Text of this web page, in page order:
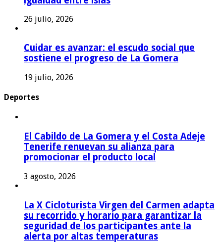
26 julio, 2026
Cuidar es avanzar: el escudo social que
sostiene el progreso de La Gomera
19 julio, 2026
Deportes
El Cabildo de La Gomera y el Costa Adeje
Tenerife renuevan su alianza para
promocionar el producto local
3 agosto, 2026
La X Cicloturista Virgen del Carmen adapta
su recorrido y horario para garantizar la
seguridad de los participantes ante la
alerta por altas temperaturas